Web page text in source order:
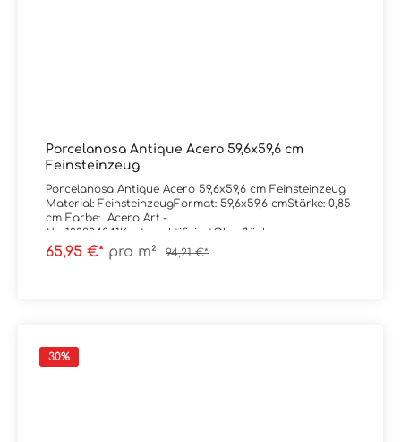
Porcelanosa Antique Acero 59,6x59,6 cm
Feinsteinzeug
Porcelanosa Antique Acero 59,6x59,6 cm Feinsteinzeug
Material: FeinsteinzeugFormat: 59,6x59,6 cmStärke: 0,85
cm Farbe: Acero Art.-
Nr: 100324841Kante: rektifiziertOberfläche:
matt Trittsicherheit: R9Verpackungsdaten:Paketinhalt:
1,78 m²Paletteninhalt: 56,84 m²
65,95 €* pro m² 94,21 €*
30%